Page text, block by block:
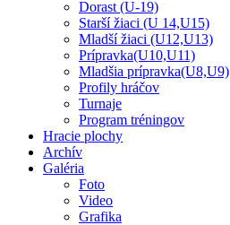
Dorast (U-19)
Starší žiaci (U 14,U15)
Mladší žiaci (U12,U13)
Prípravka(U10,U11)
Mladšia prípravka(U8,U9)
Profily hráčov
Turnaje
Program tréningov
Hracie plochy
Archív
Galéria
Foto
Video
Grafika